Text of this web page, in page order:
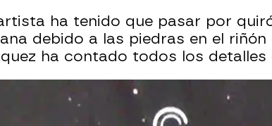
ha tenido que pasar por
debido a las piedras en el
ha contado todos los detalles